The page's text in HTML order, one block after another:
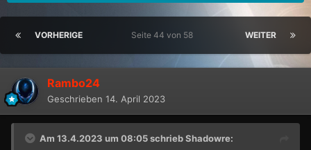
VORHERIGE WEITER
Seite 44 von 58
Rambo24
Geschrieben 14. April 2023
Am 13.4.2023 um 08:05 schriebShadowre: